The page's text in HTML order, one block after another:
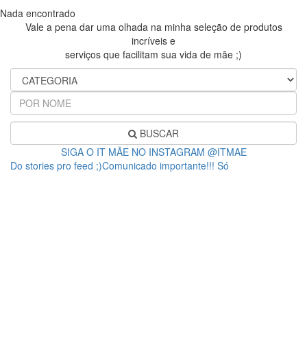
Nada encontrado
Vale a pena dar uma olhada na minha seleção de produtos
incríveis e
serviços que facilitam sua vida de mãe ;)
BUSCAR
SIGA O IT MÃE NO INSTAGRAM @ITMAE
Do stories pro feed ;)Comunicado importante!!! Só